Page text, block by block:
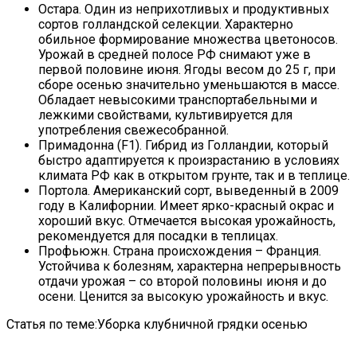
Остара. Один из неприхотливых и продуктивных
сортов голландской селекции. Характерно
обильное формирование множества цветоносов.
Урожай в средней полосе РФ снимают уже в
первой половине июня. Ягоды весом до 25 г, при
сборе осенью значительно уменьшаются в массе.
Обладает невысокими транспортабельными и
лежкими свойствами, культивируется для
употребления свежесобранной.
Примадонна (F1). Гибрид из Голландии, который
быстро адаптируется к произрастанию в условиях
климата РФ как в открытом грунте, так и в теплице.
Портола. Американский сорт, выведенный в 2009
году в Калифорнии. Имеет ярко-красный окрас и
хороший вкус. Отмечается высокая урожайность,
рекомендуется для посадки в теплицах.
Профьюжн. Страна происхождения – Франция.
Устойчива к болезням, характерна непрерывность
отдачи урожая – со второй половины июня и до
осени. Ценится за высокую урожайность и вкус.
Статья по теме:Уборка клубничной грядки осенью